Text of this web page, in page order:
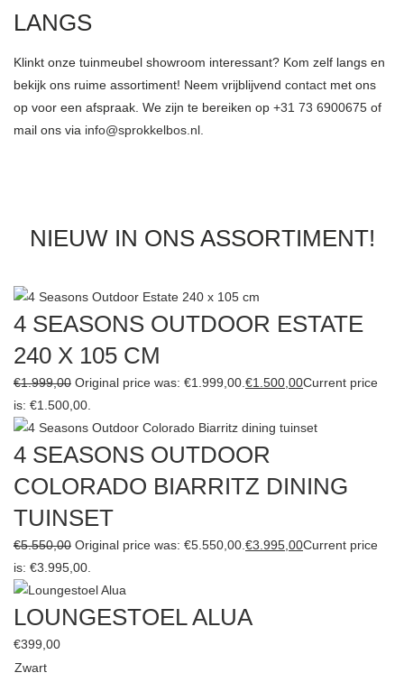
LANGS
Klinkt onze tuinmeubel showroom interessant? Kom zelf langs en
bekijk ons ruime assortiment! Neem vrijblijvend contact met ons
op voor een afspraak. We zijn te bereiken op +31 73 6900675 of
mail ons via info@sprokkelbos.nl.
NIEUW IN ONS ASSORTIMENT!
4 SEASONS OUTDOOR ESTATE
240 X 105 CM
€1.999,00 Original price was: €1.999,00. €1.500,00Current price
is: €1.500,00.
4 SEASONS OUTDOOR
COLORADO BIARRITZ DINING
TUINSET
€5.550,00 Original price was: €5.550,00. €3.995,00Current price
is: €3.995,00.
LOUNGESTOEL ALUA
€399,00
Zwart